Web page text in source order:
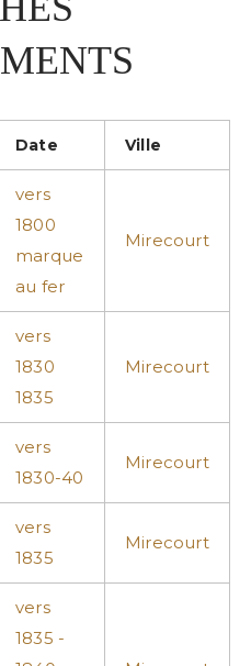
Date Ville
vers
1800
marque
au fer
Mirecourt
vers
1830
1835
Mirecourt
vers
1830-40
Mirecourt
vers
1835
Mirecourt
vers
1835 -